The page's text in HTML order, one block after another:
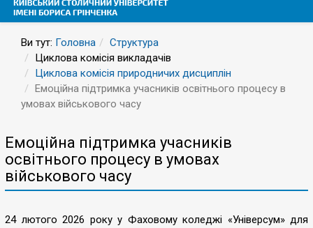
Ви тут: Головна
Структура
Циклова комісія викладачів
Циклова комісія природничих дисциплін
Емоційна підтримка учасників освітнього процесу в
умовах військового часу
Емоційна підтримка учасників
освітнього процесу в умовах
військового часу
24 лютого 2026 року у Фаховому коледжі «Універсум» для